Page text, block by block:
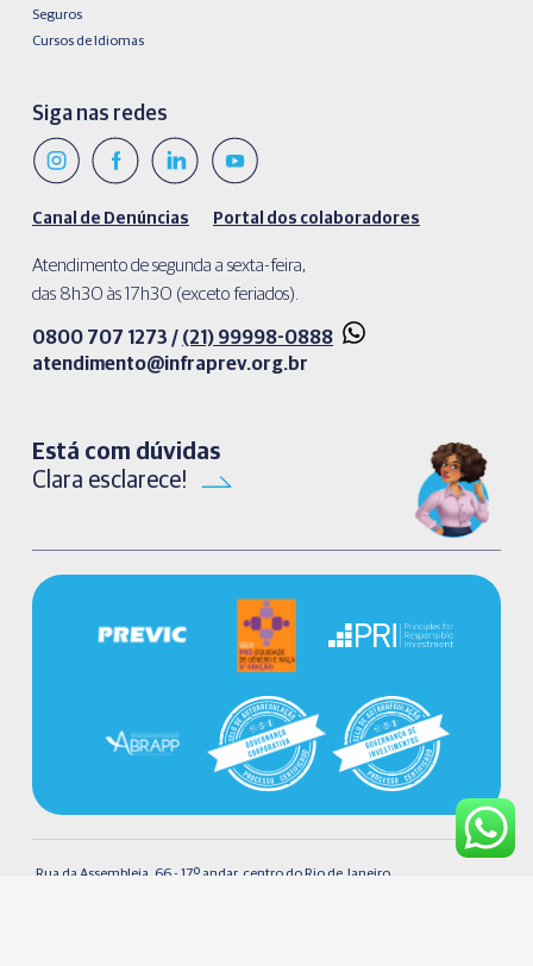
Seguros
Cursos de Idiomas
Siga nas redes
Canal de Denúncias Portal dos colaboradores
Atendimento de segunda a sexta-feira,
das 8h30 às 17h30 (exceto feriados).
0800 707 1273 / (21) 99998-0888
atendimento@infraprev.org.br​
Está com dúvidas
Clara esclarece!
Rua da Assembleia, 66 - 17º andar, centro do Rio de Janeiro.